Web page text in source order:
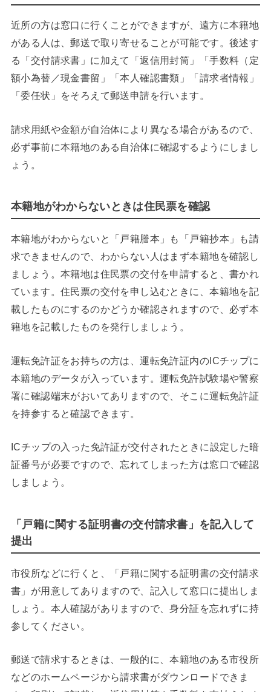
近所の方は窓口に行くことができますが、遠方に本籍地
がある人は、郵送で取り寄せることが可能です。後述す
る「交付請求書」に加えて「返信用封筒」「手数料（定
額小為替／現金書留」「本人確認書類」「請求者情報」
「委任状」をそろえて郵送申請を行います。
請求用紙や金額が自治体により異なる場合があるので、
必ず事前に本籍地のある自治体に確認するようにしまし
ょう。
本籍地がわからないときは住民票を確認
本籍地がわからないと「戸籍謄本」も「戸籍抄本」も請
求できませんので、わからない人はまず本籍地を確認し
ましょう。本籍地は住民票の交付を申請すると、書かれ
ています。住民票の交付を申し込むときに、本籍地を記
載したものにするのかどうか確認されますので、必ず本
籍地を記載したものを発行しましょう。
運転免許証をお持ちの方は、運転免許証内のICチップに
本籍地のデータが入っています。運転免許試験場や警察
署に確認端末がおいてありますので、そこに運転免許証
を持参すると確認できます。
ICチップの入った免許証が交付されたときに設定した暗
証番号が必要ですので、忘れてしまった方は窓口で確認
しましょう。
「戸籍に関する証明書の交付請求書」を記入して
提出
市役所などに行くと、「戸籍に関する証明書の交付請求
書」が用意してありますので、記入して窓口に提出しま
しょう。本人確認がありますので、身分証を忘れずに持
参してください。
郵送で請求するときは、一般的に、本籍地のある市役所
などのホームページから請求書がダウンロードできま